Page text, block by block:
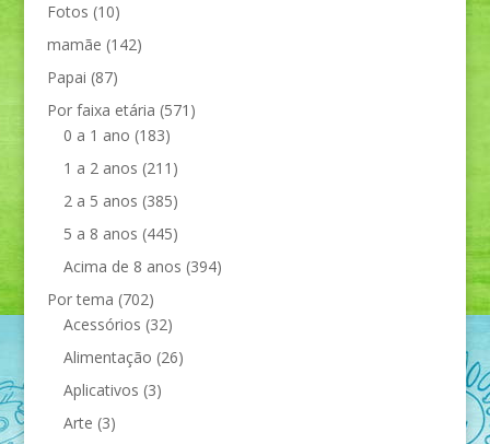
Fotos (10)
mamãe (142)
Papai (87)
Por faixa etária (571)
0 a 1 ano (183)
1 a 2 anos (211)
2 a 5 anos (385)
5 a 8 anos (445)
Acima de 8 anos (394)
Por tema (702)
Acessórios (32)
Alimentação (26)
Aplicativos (3)
Arte (3)